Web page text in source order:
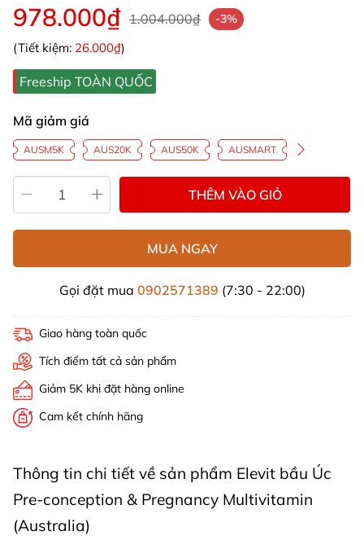
978.000₫ 1.004.000₫ -3%
(Tiết kiệm: 26.000₫)
Freeship TOÀN QUỐC
Mã giảm giá
AUSM5K AUS20K AUS50K AUSMART
THÊM VÀO GIỎ
MUA NGAY
Gọi đặt mua 0902571389 (7:30 - 22:00)
Giao hàng toàn quốc
Tích điểm tất cả sản phẩm
Giảm 5K khi đặt hàng online
Cam kết chính hãng
Thông tin chi tiết về sản phẩm Elevit bầu Úc
Pre-conception & Pregnancy Multivitamin
(Australia)